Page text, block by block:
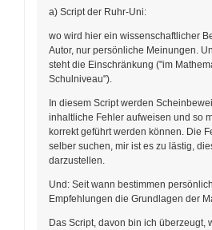
a) Script der Ruhr-Uni:
wo wird hier ein wissenschaftlicher
Autor, nur persönliche Meinungen.
steht die Einschränkung ("im
Schulniveau").
In diesem Script werden
inhaltliche Fehler aufweisen und so
korrekt geführt werden können. Die
selber suchen, mir ist es zu lästig,
darzustellen.
Und: Seit wann bestimmen
Empfehlungen die Grundlagen der
Das Script, davon bin ich überzeugt,